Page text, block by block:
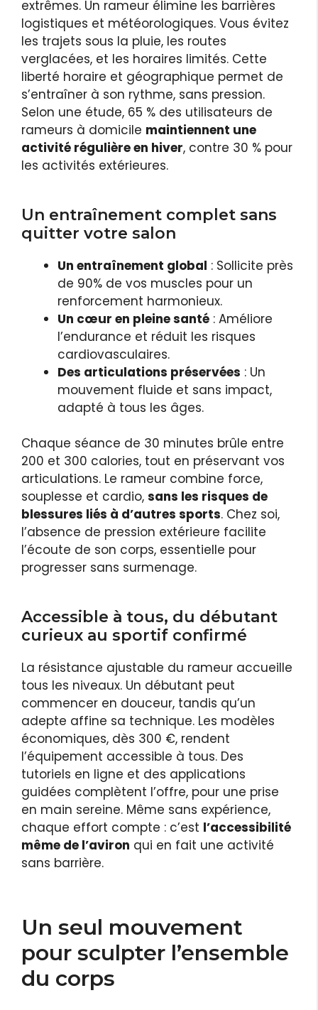
extrêmes. Un rameur élimine les barrières
logistiques et météorologiques. Vous évitez
les trajets sous la pluie, les routes
verglacées, et les horaires limités. Cette
liberté horaire et géographique permet de
s’entraîner à son rythme, sans pression.
Selon une étude, 65 % des utilisateurs de
rameurs à domicile maintiennent une
activité régulière en hiver, contre 30 % pour
les activités extérieures.
Un entraînement complet sans
quitter votre salon
Un entraînement global : Sollicite près
de 90% de vos muscles pour un
renforcement harmonieux.
Un cœur en pleine santé : Améliore
l’endurance et réduit les risques
cardiovasculaires.
Des articulations préservées : Un
mouvement fluide et sans impact,
adapté à tous les âges.
Chaque séance de 30 minutes brûle entre
200 et 300 calories, tout en préservant vos
articulations. Le rameur combine force,
souplesse et cardio, sans les risques de
blessures liés à d’autres sports. Chez soi,
l’absence de pression extérieure facilite
l’écoute de son corps, essentielle pour
progresser sans surmenage.
Accessible à tous, du débutant
curieux au sportif confirmé
La résistance ajustable du rameur accueille
tous les niveaux. Un débutant peut
commencer en douceur, tandis qu’un
adepte affine sa technique. Les modèles
économiques, dès 300 €, rendent
l’équipement accessible à tous. Des
tutoriels en ligne et des applications
guidées complètent l’offre, pour une prise
en main sereine. Même sans expérience,
chaque effort compte : c’est l’accessibilité
même de l’aviron qui en fait une activité
sans barrière.
Un seul mouvement
pour sculpter l’ensemble
du corps